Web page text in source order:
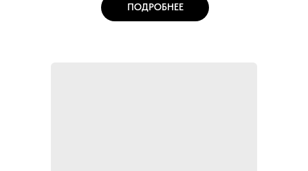
ПОДРОБНЕЕ